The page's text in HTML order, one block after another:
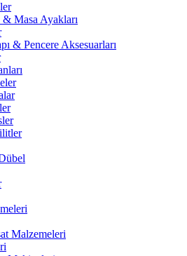
Masa Ayakları
& Pencere Aksesuarları
Malzemeleri